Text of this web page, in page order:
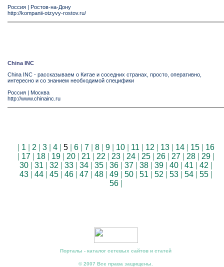
Россия | Ростов-на-Дону
http://kompanii-otzyvy-rostov.ru/
China INC
China INC - рассказываем о Китае и соседних странах, просто, оперативно,
интересно и со знанием необходимой специфики
Россия | Москва
http://www.chinainc.ru
1 2 3| 4| 5| 6| 7| 8| 9| 10| 11 12 13| 14| 15| 16
17| 18| 19| 20| 21 22 23| 24| 25| 26| 27| 28| 29|
30| 31 32 33| 34| 35| 36| 37| 38| 39| 40| 41 42
43| 44| 45| 46| 47| 48| 49| 50| 51 52 53| 54| 55|
56|
Порталы - каталог сетевых сайтов и статей
© 2007 Все права защищены.